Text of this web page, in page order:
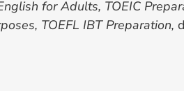
for Adults, TOEIC
TOEFL IBT Preparation,